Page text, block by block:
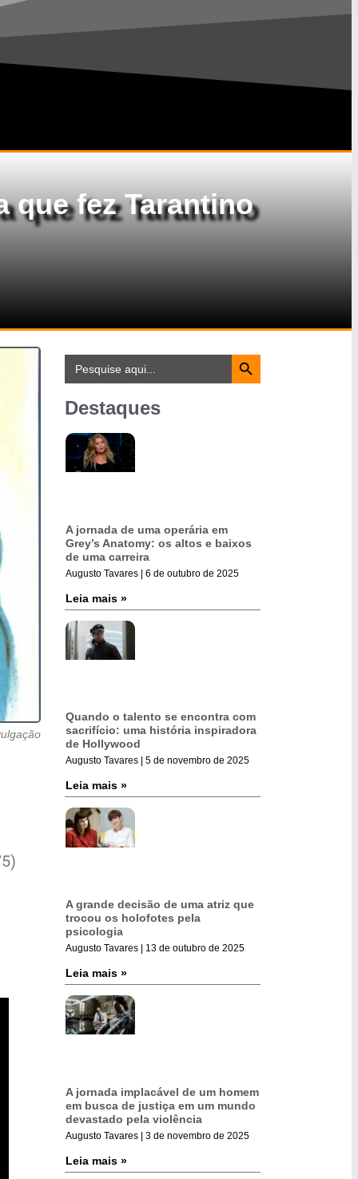
que fez Tarantino
Search
for:
Search Button
Destaques
A jornada de uma operária em
Grey’s Anatomy: os altos e baixos
de uma carreira
Augusto Tavares 6 de outubro de 2025
Leia mais »
Quando o talento se encontra com
sacrifício: uma história inspiradora
de Hollywood
Augusto Tavares 5 de novembro de 2025
Leia mais »
A grande decisão de uma atriz que
trocou os holofotes pela
psicologia
Augusto Tavares 13 de outubro de 2025
Leia mais »
A jornada implacável de um homem
em busca de justiça em um mundo
devastado pela violência
Augusto Tavares 3 de novembro de 2025
Leia mais »